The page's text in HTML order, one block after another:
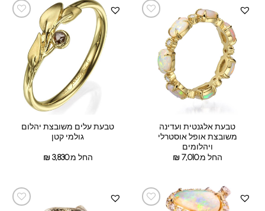
טבעת אלגנטית ועדינה
משובצת אופל אוסטרלי
ויהלומים
החל מ:
₪7,010
טבעת עלים משובצת יהלום
גולמי קטן
החל מ: ₪3,830